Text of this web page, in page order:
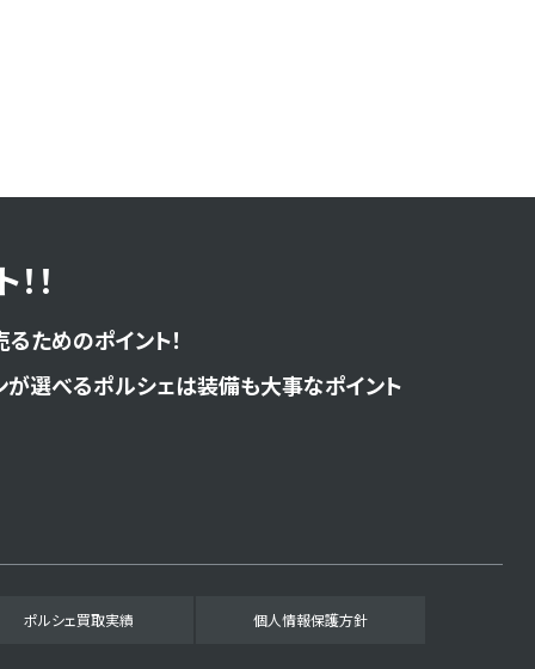
！
ためのポイント！
が選べるポルシェは装備も大事なポイント
ポルシェ買取実績 個人情報保護方針